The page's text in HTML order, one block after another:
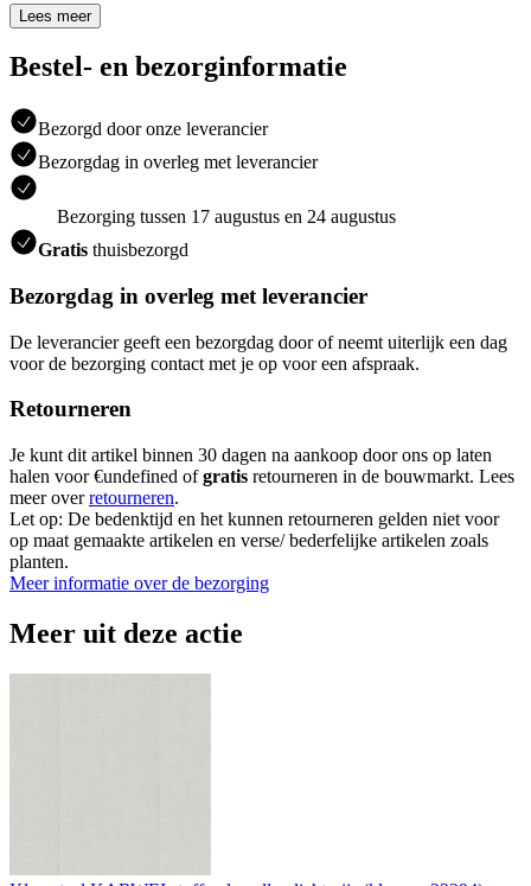
Lees meer
Bestel- en bezorginformatie
Bezorgd door onze leverancier
Bezorgdag in overleg met leverancier
Bezorging tussen 17 augustus en 24 augustus
Gratis thuisbezorgd
Bezorgdag in overleg met leverancier
De leverancier geeft een bezorgdag door of neemt uiterlijk een dag
voor de bezorging contact met je op voor een afspraak.
Retourneren
Je kunt dit artikel binnen 30 dagen na aankoop door ons op laten
halen voor €undefined ofgratis retourneren in de bouwmarkt. Lees
meer overretourneren.
Let op: De bedenktijd en het kunnen retourneren gelden niet voor
op maat gemaakte artikelen en verse/ bederfelijke artikelen zoals
planten.
Meer informatie over de bezorging
Meer uit deze actie